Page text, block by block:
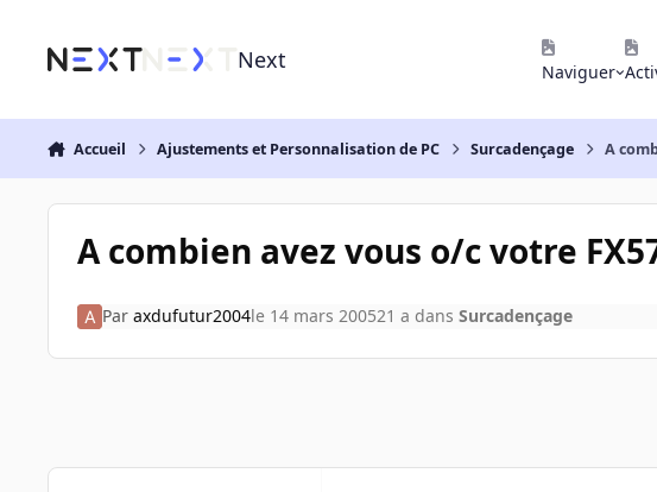
Next Naviguer
Accueil Ajustements et Personnalisation de PC Surcadençage A
A combien avez vous o/c votre
Par axdufutur2004le 14 mars 200521 a dans Surcadençage